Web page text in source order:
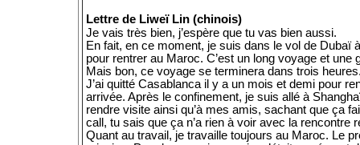
Lettre de Liweï Lin (chinois)
Je vais très bien, j’espère que tu vas bien aussi.
En fait, en ce moment, je suis dans le vol de Dubaï
pour rentrer au Maroc. C’est un long voyage et une
Mais bon, ce voyage se terminera dans trois
J’ai quitté Casablanca il y a un mois et demi pour
arrivée. Après le confinement, je suis allé à
rendre visite ainsi qu’à mes amis, sachant que ça
call, tu sais que ça n’a rien à voir avec la rencontre
Quant au travail, je travaille toujours au Maroc. Le